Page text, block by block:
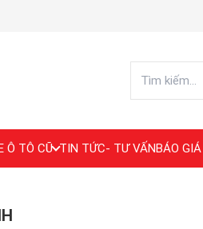
Ô TÔ CŨ TIN TỨC- TƯ VẤNBÁO